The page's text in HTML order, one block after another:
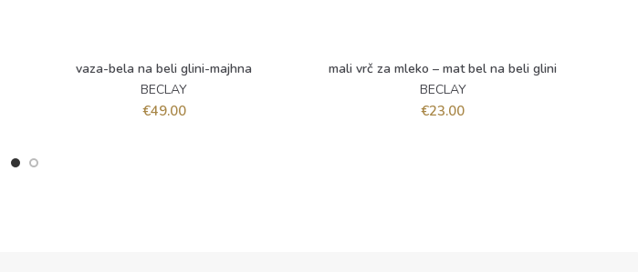
DODAJ V KOŠARICO
vaza-bela na beli glini-majhna
BECLAY
€49.00
BERI DALJE
mali vrč za mleko – mat bel na beli glini
BECLAY
€23.00